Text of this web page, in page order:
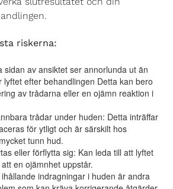
riskerna:
sidan av ansiktet ser annorlunda ut än
lyftet efter behandlingen Detta kan bero
av trådarna eller en ojämn reaktion i
trådar under huden: Detta inträffar
för ytligt och är särskilt hos
tunn hud.
eller förflytta sig: Kan leda till att lyftet
en ojämnhet uppstår.
indragningar i huden är andra